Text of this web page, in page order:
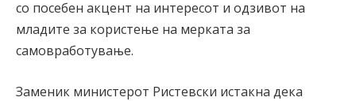
со посебен акцент на интересот и одзивот на
младите за користење на мерката за
самовработување.
Заменик министерот Ристевски истакна дека